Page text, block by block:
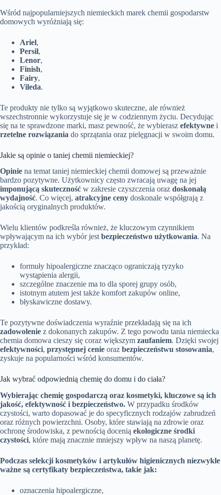
Wśród najpopularniejszych niemieckich marek chemii gospodarstw
domowych wyróżniają się:
Ariel,
Persil,
Lenor,
Finish,
Fairy,
Vileda.
Te produkty nie tylko są wyjątkowo skuteczne, ale również
wszechstronnie wykorzystuje się je w codziennym życiu. Decydując
się na te sprawdzone marki, masz pewność, że wybierasz efektywne i
rzetelne rozwiązania do sprzątania oraz pielęgnacji w swoim domu.
Jakie są opinie o taniej chemii niemieckiej?
Opinie na temat taniej niemieckiej chemii domowej są przeważnie
bardzo pozytywne. Użytkownicy często zwracają uwagę na jej
imponującą skuteczność w zakresie czyszczenia oraz doskonałą
wydajność. Co więcej, atrakcyjne ceny doskonale współgrają z
jakością oryginalnych produktów.
Wielu klientów podkreśla również, że kluczowym czynnikiem
wpływającym na ich wybór jest bezpieczeństwo użytkowania. Na
przykład:
formuły hipoalergiczne znacząco ograniczają ryzyko
wystąpienia alergii,
szczególne znaczenie ma to dla sporej grupy osób,
istotnym atutem jest także komfort zakupów online,
błyskawiczne dostawy.
Te pozytywne doświadczenia wyraźnie przekładają się na ich
zadowolenie z dokonanych zakupów. Z tego powodu tania niemiecka
chemia domowa cieszy się coraz większym zaufaniem. Dzięki swojej
efektywności, przystępnej cenie oraz bezpieczeństwu stosowania,
zyskuje na popularności wśród konsumentów.
Jak wybrać odpowiednią chemię do domu i do ciała?
Wybierając chemię gospodarczą oraz kosmetyki, kluczowe są ich
jakość, efektywność i bezpieczeństwo. W przypadku środków
czystości, warto dopasować je do specyficznych rodzajów zabrudzeń
oraz różnych powierzchni. Osoby, które stawiają na zdrowie oraz
ochronę środowiska, z pewnością docenią ekologiczne środki
czystości, które mają znacznie mniejszy wpływ na naszą planetę.
Podczas selekcji kosmetyków i artykułów higienicznych niezwykle
ważne są certyfikaty bezpieczeństwa, takie jak:
oznaczenia hipoalergiczne,